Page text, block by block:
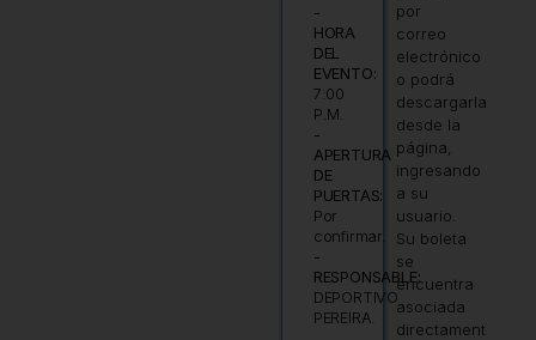
-
HORA
DEL
EVENTO:
7:00
P.M.
-
APERTURA
DE
PUERTAS:
Por
confirmar.
-
RESPONSABLE:
DEPORTIVO
PEREIRA.
por
correo
electrónico
o podrá
descargarla
desde la
página,
ingresando
a su
usuario.
Su boleta
se
encuentra
asociada
directamente